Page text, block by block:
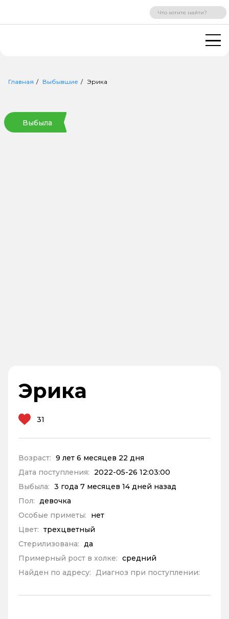
ВХОД РЕГИСТРАЦИЯ
Главная Выбывшие Эрика
Выбыла
Эрика
31
Возраст: 9 лет 6 месяцев 22 дня
Дата поступления:
2022-05-26 12:03:00
Выбыла: 3 года 7 месяцев 14 дней назад
Пол: девочка
Особые приметы:
нет
Цвет: трехцветный
Стерилизована: да
Примерный рост в холке: средний
Найден по адресу: Диагноз при поступлении: